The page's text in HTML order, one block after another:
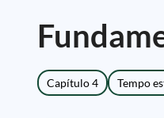
Capítulo 4 Tempo